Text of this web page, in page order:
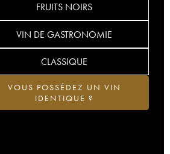
FRUITS NOIRS
VIN DE GASTRONOMIE
CLASSIQUE
VOUS POSSÉDEZ UN VIN
IDENTIQUE ?